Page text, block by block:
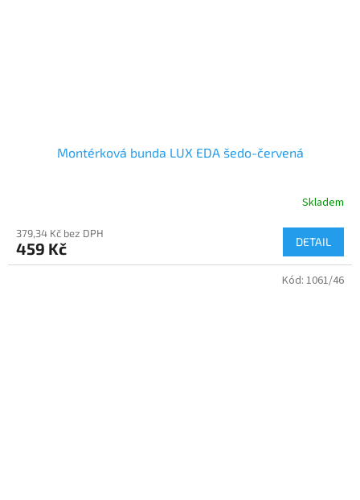
Montérková bunda LUX EDA šedo-červená
Skladem
379,34 Kč bez DPH
459 Kč DETAIL
Kód: 1061/46